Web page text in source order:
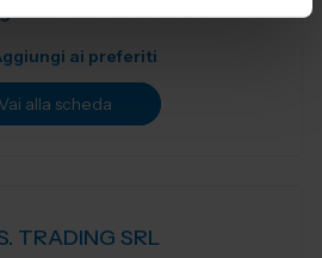
Pad. 30Stand:B15
ai preferiti
Vai alla scheda
TRADING SRL